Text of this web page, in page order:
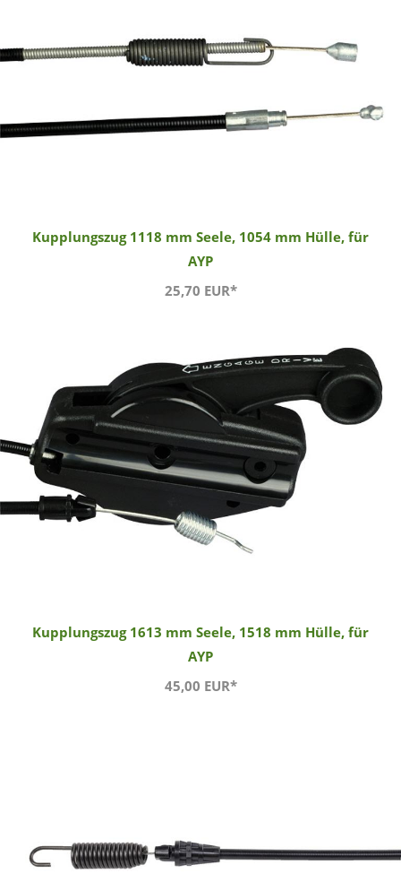
Kupplungszug 1118 mm Seele, 1054 mm Hülle, für
AYP
25,70 EUR*
Kupplungszug 1613 mm Seele, 1518 mm Hülle, für
AYP
45,00 EUR*